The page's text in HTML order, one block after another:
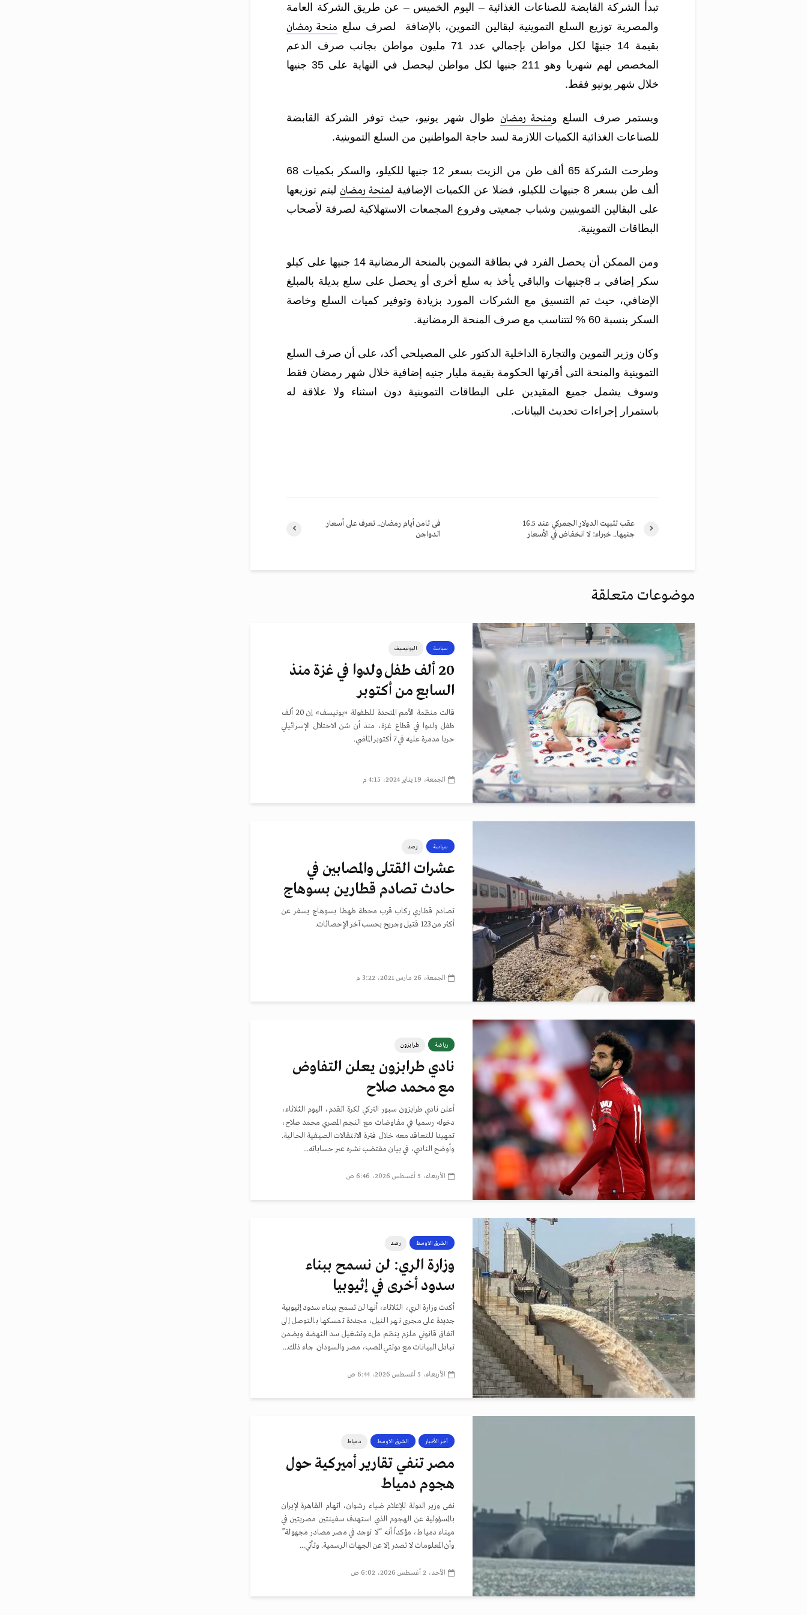
تبدأ الشركة القابضة للصناعات الغذائية – اليوم الخميس – عن طريق الشركة العامة
والمصرية توزيع السلع التموينية لبقالين التموين، بالإضافة لصرف سلع منحة رمضان
بقيمة 14 جنيهًا لكل مواطن بإجمالي عدد 71 مليون مواطن بجانب صرف الدعم
المخصص لهم شهريا وهو 211 جنيها لكل مواطن ليحصل في النهاية على 35 جنيها
خلال شهر يونيو فقط.
ويستمر صرف السلع ومنحة رمضان طوال شهر يونيو، حيث توفر الشركة القابضة
للصناعات الغذائية الكميات اللازمة لسد حاجة المواطنين من السلع التموينية.
وطرحت الشركة
65 ألف طن من الزيت بسعر 12 جنيها للكيلو، والسكر بكميات 68
ألف طن بسعر 8 جنيهات للكيلو، فضلا عن الكميات الإضافية ل
منحة رمضان ليتم توزيعها
على البقالين التموينيين وشباب جمعيتى وفروع المجمعات الاستهلاكية لصرفة لأصحاب
البطاقات التموينية.
ومن الممكن أن يحصل الفرد في بطاقة التموين بالمنحة الرمضانية 14 جنيها على كيلو
سكر إضافي بـ 8جنيهات والباقي يأخذ به سلع أخرى أو يحصل على سلع بديلة بالمبلغ
الإضافي، حيث تم التنسيق مع الشركات المورد بزيادة وتوفير كميات السلع وخاصة
السكر بنسبة 60 % لتتناسب مع صرف المنحة الرمضانية.
وكان وزير التموين والتجارة الداخلية الدكتور علي المصيلحي أكد، على أن صرف السلع
التموينية والمنحة التى أقرتها الحكومة بقيمة مليار جنيه إضافية خلال شهر رمضان فقط
وسوف يشمل جميع المقيدين على البطاقات التموينية دون اسثناء ولا علاقة له
باستمرار إجراءات تحديث البيانات.
فى ثامن أيام رمضان.. تعرف على أسعار
الدواجن
عقب تثبيت الدولار الجمركي عند 16.5
جنيها.. خبراء: لا انخفاض في الأسعار
موضوعات متعلقة
سياسة اليونيسيف
20 ألف طفل ولدوا في غزة منذ
السابع من أكتوبر
قالت منظمة الأمم المتحدة للطفولة «يونيسف» إن 20 ألف
طفل ولدوا في قطاع غزة، منذ أن شن الاحتلال الإسرائيلي
حربا مدمرة عليه في 7 أكتوبر الماضي.
الجمعة، 19 يناير 2024، 4:15 م
سياسة رصد
عشرات القتلى والمصابين في
حادث تصادم قطارين بسوهاج
تصادم قطاري ركاب قرب محطة طهطا بسوهاج يسفر عن
أكثر من 123 قتيل وجريح بحسب آخر الإحصائات.
الجمعة، 26 مارس 2021، 3:22 م
رياضة طرابزون
نادي طرابزون يعلن التفاوض
مع محمد صلاح
أعلن نادي طرابزون سبور التركي لكرة القدم، اليوم الثلاثاء،
دخوله رسميا في مفاوضات مع النجم المصري محمد صلاح،
تمهيدا للتعاقد معه خلال فترة الانتقالات الصيفية الحالية.
وأوضح النادي، في بيان مقتضب نشره عبر حساباته...
الأربعاء، 5 أغسطس 2026، 6:46 ص
الشرق الاوسط رصد
وزارة الري: لن نسمح ببناء
سدود أخرى في إثيوبيا
أكدت وزارة الري، الثلاثاء، أنها لن تسمح ببناء سدود إثيوبية
جديدة على مجرى نهر النيل، مجددة تمسكها بالتوصل إلى
اتفاق قانوني ملزم ينظم ملء وتشغيل سد النهضة ويضمن
تبادل البيانات مع دولتي المصب، مصر والسودان. جاء ذلك...
الأربعاء، 5 أغسطس 2026، 6:44 ص
أخر الأخبار الشرق الاوسط دمياط
مصر تنفي تقارير أميركية حول
هجوم دمياط
نفى وزير الدولة للإعلام ضياء رشوان، اتهام القاهرة لإيران
بالمسؤولية عن الهجوم الذي استهدف سفينتين مصريتين في
ميناء دمياط، مؤكداً أنه “لا توجد في مصر مصادر مجهولة”
وأن المعلومات لا تصدر إلا عن الجهات الرسمية. وتأتي...
الأحد، 2 أغسطس 2026، 6:02 ص